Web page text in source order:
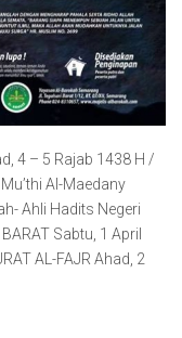
4 – 5 Rajab 1438 H /
Al-Maedany
Ahli Hadits Negeri
Sabtu, 1 April
AL-FAJR Ahad, 2